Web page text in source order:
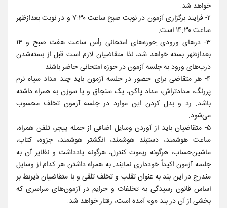
خواهد شد.
۲- فرایند برگزاری آزمون در نوبت صبح ساعت‌ ۷:۳۰ و در نوبت بعدازظهر
ساعت ۱۴:۳۰ است.
۳- درهای ورودی ِحوزه‌های امتحانی رأس‌ ساعت‌ هفت صبح و ۱۴
بعدازظهر بسته خواهد شد، لذا متقاضیان لازم است قبل از بسته‌شدن
درب‌های ورود به جلسه آزمون در حوزه امتحانی حاضر باشند.
۴- هر متقاضی برای حضور در جلسه آزمون باید چند مداد سیاه نرم
پررنگ، مدادتراش، مداد پاکن، یک سنجاق و یا سوزن به همراه داشته
باشد. رد و بدل کردن این موارد در جلسه آزمون تخلف محسوب
می‌شود.
۵- متقاضیان باید از آوردن وسایل اضافی از جمله پیجر، تلفن همراه،
ساعت هوشمند، دستبند هوشمند، انگشتر هوشمند، جزوه، کتاب،
ماشین‌حساب، هرگونه ریموت کنترل، هرگونه یادداشت و نظایر آن به
جلسه آزمون اکیداً خودداری نمایند. به همراه داشتن هر کدام از وسایل
مندرج در این بند به عنوان تقلب و تخلف تلقی و با متقاضیان ذیربط بر
اساس قانون رسیدگی به تخلفات و جرایم در آزمون‌های سراسری که
بخشی از آن در بند «و» آمده است، رفتار خواهد شد.